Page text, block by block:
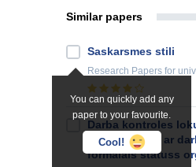
Similar papers
You can quickly add any
paper to your favourite.
Cool!
Saskarsmes stili
Research Papers for
Darba kontroles
apmierinātība ar
formālais statuss